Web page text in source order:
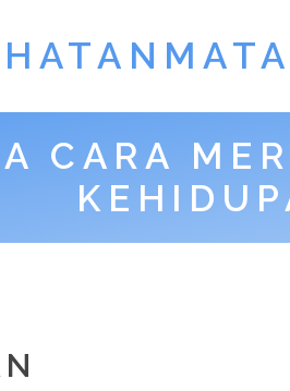
CARA